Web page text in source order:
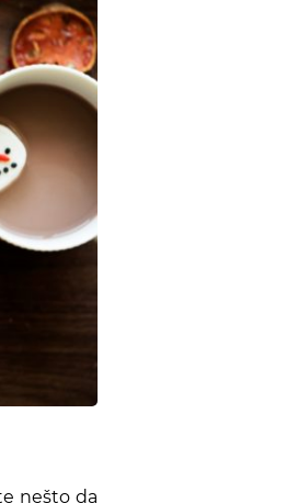
nešto da